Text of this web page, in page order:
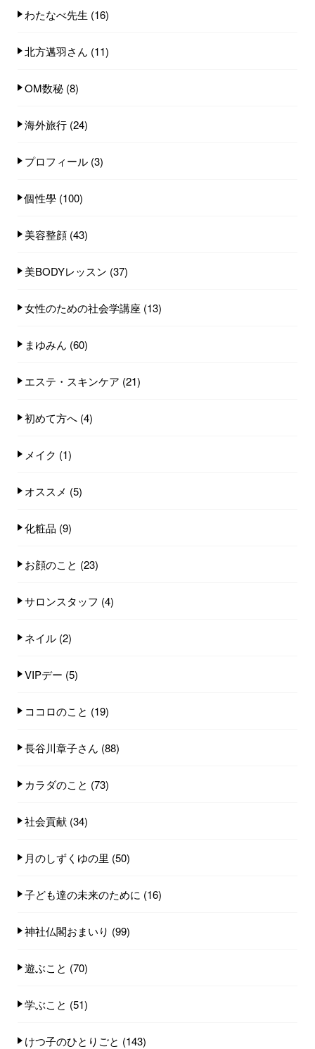
わたなべ先生 (16)
北方邁羽さん (11)
OM数秘 (8)
海外旅行 (24)
プロフィール (3)
個性學 (100)
美容整顔 (43)
美BODYレッスン (37)
女性のための社会学講座 (13)
まゆみん (60)
エステ・スキンケア (21)
初めて方へ (4)
メイク (1)
オススメ (5)
化粧品 (9)
お顔のこと (23)
サロンスタッフ (4)
ネイル (2)
VIPデー (5)
ココロのこと (19)
長谷川章子さん (88)
カラダのこと (73)
社会貢献 (34)
月のしずくゆの里 (50)
子ども達の未来のために (16)
神社仏閣おまいり (99)
遊ぶこと (70)
学ぶこと (51)
けつ子のひとりごと (143)